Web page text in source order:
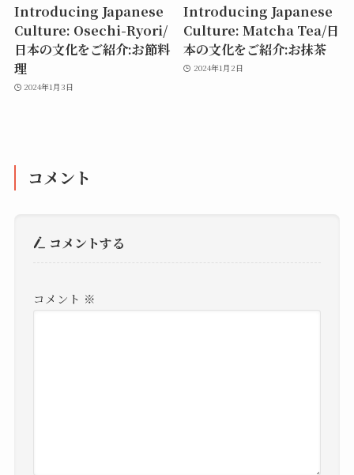
Introducing Japanese
Culture: Osechi-Ryori/
日本の文化をご紹介:お節料
理
2024年1月3日
Introducing Japanese
Culture: Matcha Tea/日
本の文化をご紹介:お抹茶
2024年1月2日
コメント
コメントする
コメント ※